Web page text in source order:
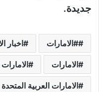
جديدة.
#الامارات اخبار
الامارات الامارات 2022
الامارات العربية المتحدة